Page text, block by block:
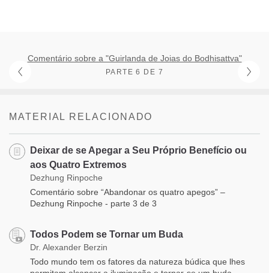
Comentário sobre a "Guirlanda de Joias do Bodhisattva"
PARTE 6 DE 7
MATERIAL RELACIONADO
Deixar de se Apegar a Seu Próprio Benefício ou
aos Quatro Extremos
Dezhung Rinpoche
Comentário sobre “Abandonar os quatro apegos” –
Dezhung Rinpoche - parte 3 de 3
Todos Podem se Tornar um Buda
Dr. Alexander Berzin
Todo mundo tem os fatores da natureza búdica que lhes